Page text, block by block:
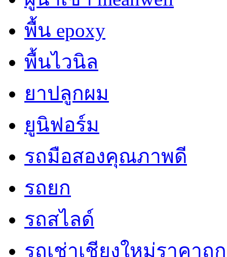
พื้น epoxy
พื้นไวนิล
ยาปลูกผม
ยูนิฟอร์ม
รถมือสองคุณภาพดี
รถยก
รถสไลด์
รถเช่าเชียงใหม่ราคาถูก